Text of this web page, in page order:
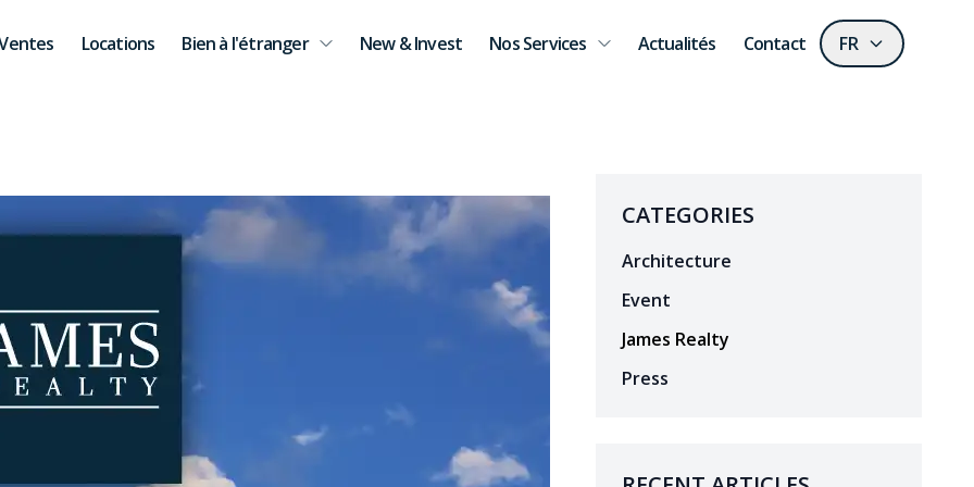
Locations Bien à l'étranger New & Invest Nos Services Actualités Contact FR
CATEGORIES
Architecture
Event
James Realty
Press